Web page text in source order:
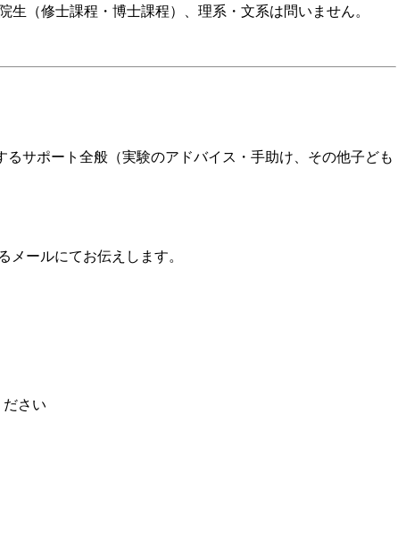
（修士課程・博士課程）、理系・文系は問いません。
サポート全般（実験のアドバイス・手助け、その他子ども
ールにてお伝えします。
さい